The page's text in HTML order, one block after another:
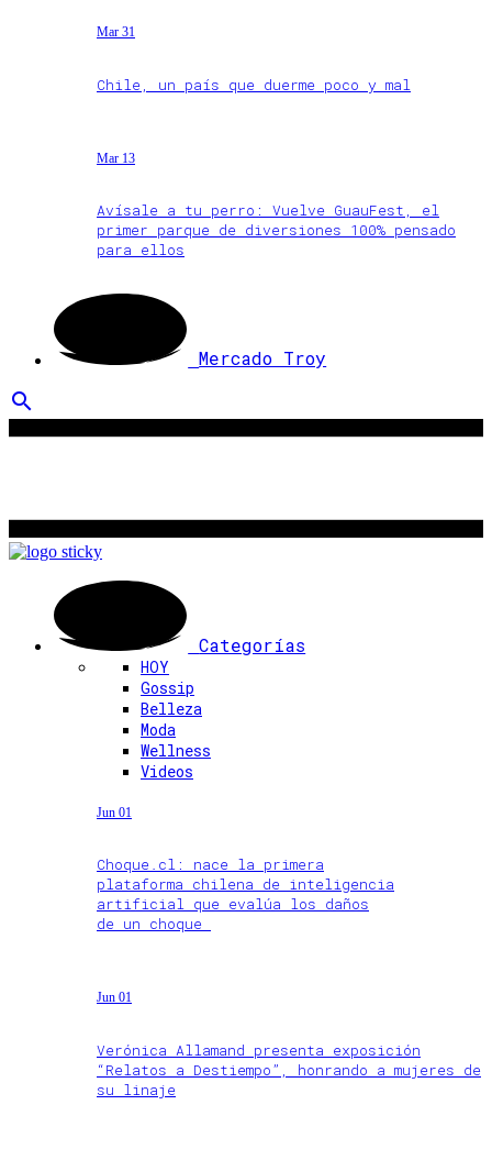
Mar 31
Chile, un país que duerme poco y mal
Mar 13
Avísale a tu perro: Vuelve GuauFest, el
primer parque de diversiones 100% pensado
para ellos
Mercado Troy
search
Categorías
HOY
Gossip
Belleza
Moda
Wellness
Videos
Jun 01
Choque.cl: nace la primera
plataforma chilena de inteligencia
artificial que evalúa los daños
de un choque
Jun 01
Verónica Allamand presenta exposición
“Relatos a Destiempo”, honrando a mujeres de
su linaje